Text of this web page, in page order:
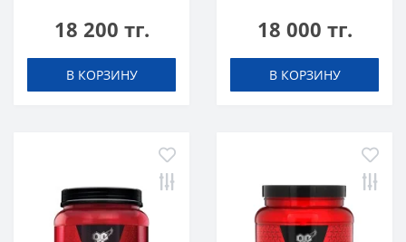
г Голубая Малина
18 200 тг.
В КОРЗИНУ
г Фруктовый пунш
18 000 тг.
В КОРЗИНУ